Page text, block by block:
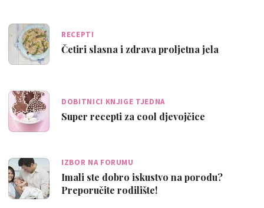
RECEPTI
Četiri slasna i zdrava proljetna jela
DOBITNICI KNJIGE TJEDNA
Super recepti za cool djevojčice
IZBOR NA FORUMU
Imali ste dobro iskustvo na porodu?
Preporučite rodilište!